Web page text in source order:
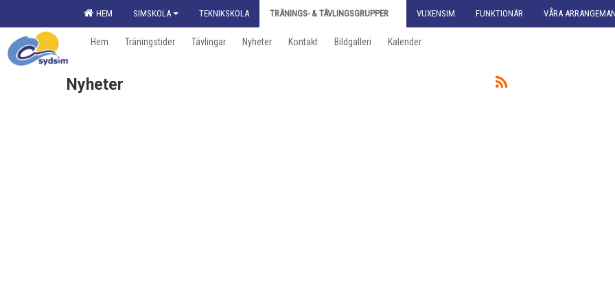
HEM SIMSKOLA TEKNIKSKOLA TRÄNINGS- & TÄVLINGSGRUPPER VUXENSIM FUNKTIONÄR VÅRA
Hem Träningstider Tävlingar Nyheter Kontakt Bildgalleri Kalender
Nyheter